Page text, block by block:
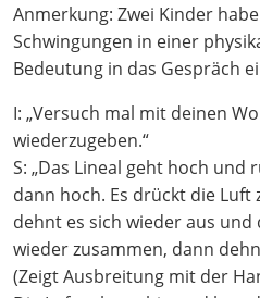
Anmerkung: Zwei Kinder
Schwingungen in einer
Bedeutung in das Gespräch
I: „Versuch mal mit deinen
wiederzugeben.“
S: „Das Lineal geht hoch
dann hoch. Es drückt die
dehnt es sich wieder aus und
wieder zusammen, dann
(Zeigt Ausbreitung mit der